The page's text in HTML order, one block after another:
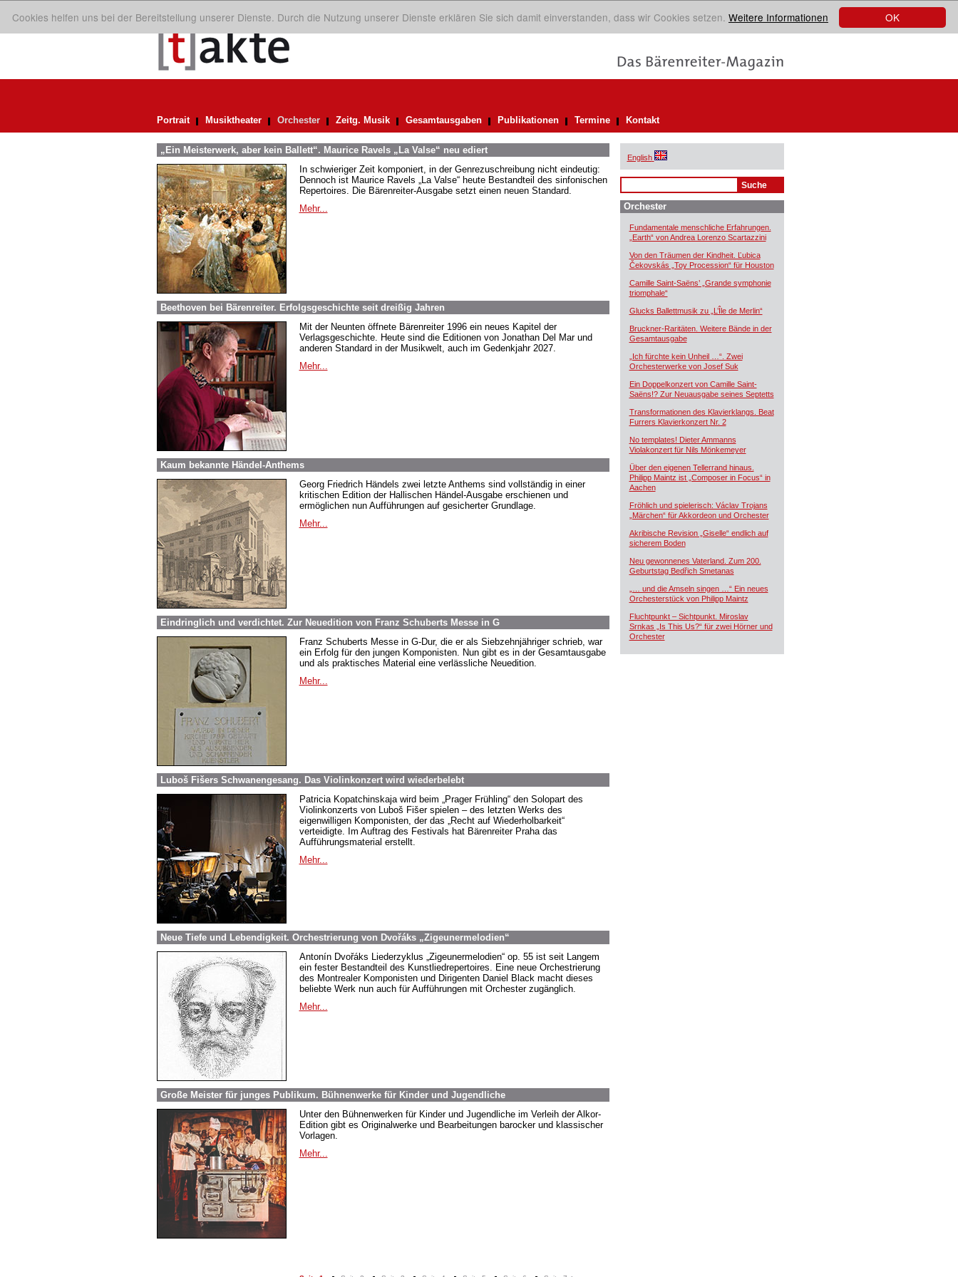
OK
Cookies helfen uns bei der Bereitstellung unserer Dienste. Durch die Nutzung unserer Dienste erklären Sie sich damit einverstanden, dass wir Cookies setzen. Weitere Informationen
Portrait Musiktheater Orchester Zeitg. Musik Gesamtausgaben Publikationen Termine Kontakt
„Ein Meisterwerk, aber kein Ballett“. Maurice Ravels „La Valse“ neu ediert
In schwieriger Zeit komponiert, in der Genrezuschreibung nicht eindeutig:
Dennoch ist Maurice Ravels „La Valse“ heute Bestandteil des sinfonischen
Repertoires. Die Bärenreiter-Ausgabe setzt einen neuen Standard.
Mehr...
Beethoven bei Bärenreiter. Erfolgsgeschichte seit dreißig Jahren
Mit der Neunten öffnete Bärenreiter 1996 ein neues Kapitel der
Verlagsgeschichte. Heute sind die Editionen von Jonathan Del Mar und
anderen Standard in der Musikwelt, auch im Gedenkjahr 2027.
Mehr...
Kaum bekannte Händel-Anthems
Georg Friedrich Händels zwei letzte Anthems sind vollständig in einer
kritischen Edition der Hallischen Händel-Ausgabe erschienen und
ermöglichen nun Aufführungen auf gesicherter Grundlage.
Mehr...
Eindringlich und verdichtet. Zur Neuedition von Franz Schuberts Messe in G
Franz Schuberts Messe in G-Dur, die er als Siebzehnjähriger schrieb, war
ein Erfolg für den jungen Komponisten. Nun gibt es in der Gesamtausgabe
und als praktisches Material eine verlässliche Neuedition.
Mehr...
Luboš Fišers Schwanengesang. Das Violinkonzert wird wiederbelebt
Patricia Kopatchinskaja wird beim „Prager Frühling“ den Solopart des
Violinkonzerts von Luboš Fišer spielen – des letzten Werks des
eigenwilligen Komponisten, der das „Recht auf Wiederholbarkeit“
verteidigte. Im Auftrag des Festivals hat Bärenreiter Praha das
Aufführungsmaterial erstellt.
Mehr...
Neue Tiefe und Lebendigkeit. Orchestrierung von Dvořáks „Zigeunermelodien“
Antonín Dvořáks Liederzyklus „Zigeunermelodien“ op. 55 ist seit Langem
ein fester Bestandteil des Kunstliedrepertoires. Eine neue Orchestrierung
des Montrealer Komponisten und Dirigenten Daniel Black macht dieses
beliebte Werk nun auch für Aufführungen mit Orchester zugänglich.
Mehr...
Große Meister für junges Publikum. Bühnenwerke für Kinder und Jugendliche
Unter den Bühnenwerken für Kinder und Jugendliche im Verleih der Alkor-
Edition gibt es Originalwerke und Bearbeitungen barocker und klassischer
Vorlagen.
Mehr...
English
Orchester
Fundamentale menschliche Erfahrungen.
„Earth“ von Andrea Lorenzo Scartazzini
Von den Träumen der Kindheit. Ľubica
Čekovskás „Toy Procession“ für Houston
Camille Saint-Saëns’ „Grande symphonie
triomphale“
Glucks Ballettmusik zu „L’Île de Merlin“
Bruckner-Raritäten. Weitere Bände in der
Gesamtausgabe
„Ich fürchte kein Unheil …“. Zwei
Orchesterwerke von Josef Suk
Ein Doppelkonzert von Camille Saint-
Saëns!? Zur Neuausgabe seines Septetts
Transformationen des Klavierklangs. Beat
Furrers Klavierkonzert Nr. 2
No templates! Dieter Ammanns
Violakonzert für Nils Mönkemeyer
Über den eigenen Tellerrand hinaus.
Philipp Maintz ist „Composer in Focus“ in
Aachen
Fröhlich und spielerisch: Václav Trojans
„Märchen“ für Akkordeon und Orchester
Akribische Revision „Giselle“ endlich auf
sicherem Boden
Neu gewonnenes Vaterland. Zum 200.
Geburtstag Bedřich Smetanas
„… und die Amseln singen …“ Ein neues
Orchesterstück von Philipp Maintz
Fluchtpunkt – Sichtpunkt. Miroslav
Srnkas „Is This Us?“ für zwei Hörner und
Orchester